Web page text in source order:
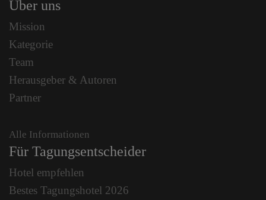
Über uns
Mission
Kategorie
Team
Herausgeber & Autoren
Partner
Alle Informationen
Für Tagungsentscheider
Hotel empfehlen
Bestes Tagungshotel 2026